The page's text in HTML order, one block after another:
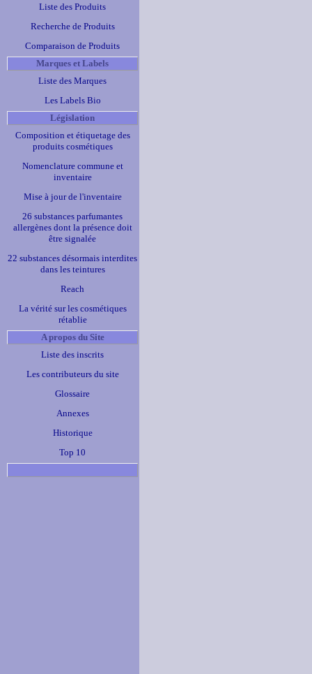
Liste des Produits
Recherche de Produits
Comparaison de Produits
Marques et Labels
Liste des Marques
Les Labels Bio
Législation
Composition et étiquetage des
produits cosmétiques
Nomenclature commune et
inventaire
Mise à jour de l'inventaire
26 substances parfumantes
allergènes dont la présence doit
être signalée
22 substances désormais interdites
dans les teintures
Reach
La vérité sur les cosmétiques
rétablie
A propos du Site
Liste des inscrits
Les contributeurs du site
Glossaire
Annexes
Historique
Top 10